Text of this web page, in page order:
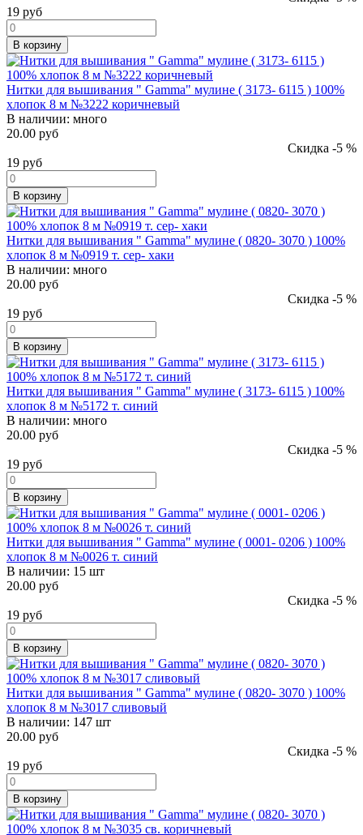
19 руб
В корзину
Нитки для вышивания " Gamma" мулине ( 3173- 6115 ) 100%
хлопок 8 м №3222 коричневый
В наличии: много
20.00 руб
Скидка -5 %
19 руб
В корзину
Нитки для вышивания " Gamma" мулине ( 0820- 3070 ) 100%
хлопок 8 м №0919 т. сер- хаки
В наличии: много
20.00 руб
Скидка -5 %
19 руб
В корзину
Нитки для вышивания " Gamma" мулине ( 3173- 6115 ) 100%
хлопок 8 м №5172 т. синий
В наличии: много
20.00 руб
Скидка -5 %
19 руб
В корзину
Нитки для вышивания " Gamma" мулине ( 0001- 0206 ) 100%
хлопок 8 м №0026 т. синий
В наличии: 15 шт
20.00 руб
Скидка -5 %
19 руб
В корзину
Нитки для вышивания " Gamma" мулине ( 0820- 3070 ) 100%
хлопок 8 м №3017 сливовый
В наличии: 147 шт
20.00 руб
Скидка -5 %
19 руб
В корзину